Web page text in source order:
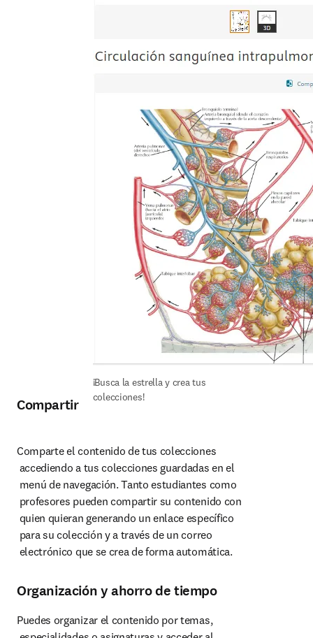
¡Busca la estrella y crea tus
colecciones!
Compartir
Comparte el contenido de tus colecciones
electrónico que se crea de forma automática.
Organización y ahorro de tiempo
Puedes organizar el contenido por temas,